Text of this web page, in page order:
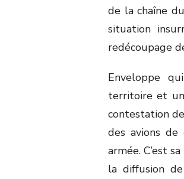
de la chaîne
situation
redécoupage
Enveloppe
territoire et
contestation
des avions
armée. C’est
la diffusion